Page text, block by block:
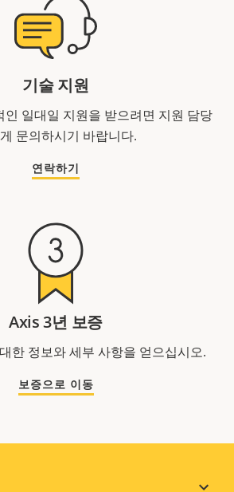
기술 지원
인 일대일 지원을 받으려면 지원 담당
문의하시기 바랍니다.
연락하기
Axis 3년 보증
한 정보와 세부 사항을 얻으십시오.
보증으로 이동